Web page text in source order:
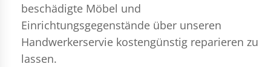
beschädigte Möbel und
Einrichtungsgegenstände über unseren
Handwerkerservie kostengünstig reparieren zu
lassen.